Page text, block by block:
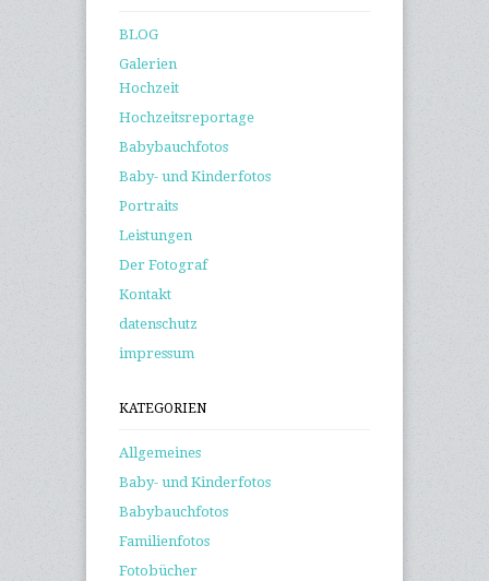
BLOG
Galerien
Hochzeit
Hochzeitsreportage
Babybauchfotos
Baby- und Kinderfotos
Portraits
Leistungen
Der Fotograf
Kontakt
datenschutz
impressum
KATEGORIEN
Allgemeines
Baby- und Kinderfotos
Babybauchfotos
Familienfotos
Fotobücher